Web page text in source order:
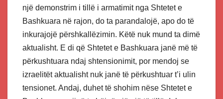
një demonstrim i tillë i armatimit nga Shtetet e
Bashkuara në rajon, do ta parandalojë, apo do të
inkurajojë përshkallëzimin. Këtë nuk mund ta dimë
aktualisht. E di që Shtetet e Bashkuara janë më të
përkushtuara ndaj shtensionimit, por mendoj se
izraelitët aktualisht nuk janë të përkushtuar t’i ulin
tensionet. Andaj, duhet të shohim nëse Shtetet e